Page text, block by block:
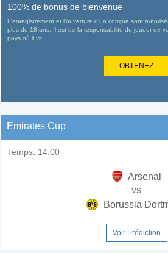
100% de bonus de bienvenue
L'enregistrement et l'ouverture d'un compte sont
plus de 18 ans. Il est de la responsabilité du joueur de
pays où il vit.
OBTENEZ
Emirates Cup
Temps: 14:00
Arsenal
vs
Borussia
Voir Prédiction